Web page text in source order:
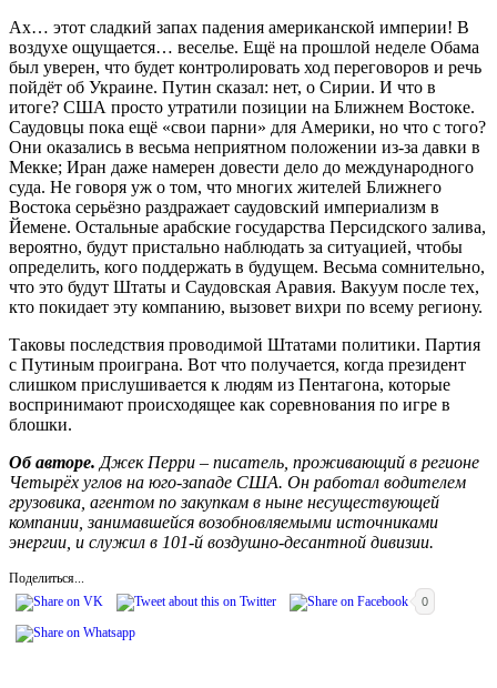
Ах… этот сладкий запах падения американской империи! В
воздухе ощущается… веселье. Ещё на прошлой неделе Обама
был уверен, что будет контролировать ход переговоров и речь
пойдёт об Украине. Путин сказал: нет, о Сирии. И что в
итоге? США просто утратили позиции на Ближнем Востоке.
Саудовцы пока ещё «свои парни» для Америки, но что с того?
Они оказались в весьма неприятном положении из-за давки в
Мекке; Иран даже намерен довести дело до международного
суда. Не говоря уж о том, что многих жителей Ближнего
Востока серьёзно раздражает саудовский империализм в
Йемене. Остальные арабские государства Персидского залива,
вероятно, будут пристально наблюдать за ситуацией, чтобы
определить, кого поддержать в будущем. Весьма сомнительно,
что это будут Штаты и Саудовская Аравия. Вакуум после тех,
кто покидает эту компанию, вызовет вихри по всему региону.
Таковы последствия проводимой Штатами политики. Партия
с Путиным проиграна. Вот что получается, когда президент
слишком прислушивается к людям из Пентагона, которые
воспринимают происходящее как соревнования по игре в
блошки.
Об авторе. Джек Перри – писатель, проживающий в регионе
Четырёх углов на юго-западе США. Он работал водителем
грузовика, агентом по закупкам в ныне несуществующей
компании, занимавшейся возобновляемыми источниками
энергии, и служил в 101-й воздушно-десантной дивизии.
Поделиться...
0